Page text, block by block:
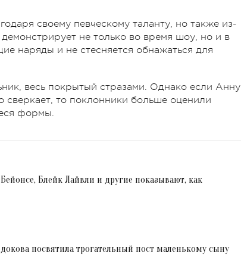
своему певческому таланту, но также из-
не только во время шоу, но и в
наряды и не стесняется обнажаться для
весь покрытый стразами. Однако если Анну
то поклонники больше оценили
формы.
Блейк Лайвли и другие показывают, как
посвятила трогательный пост маленькому сыну